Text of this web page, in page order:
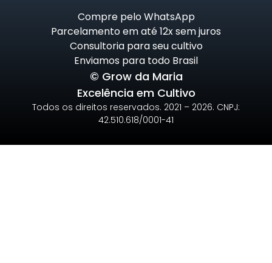
Compre pelo WhatsApp
Parcelamento em até 12x sem juros
Consultoria para seu cultivo
Enviamos para todo Brasil
© Grow da Maria
Excelência em Cultivo
Todos os direitos reservados. 2021 – 2026. CNPJ:
42.510.618/0001-41